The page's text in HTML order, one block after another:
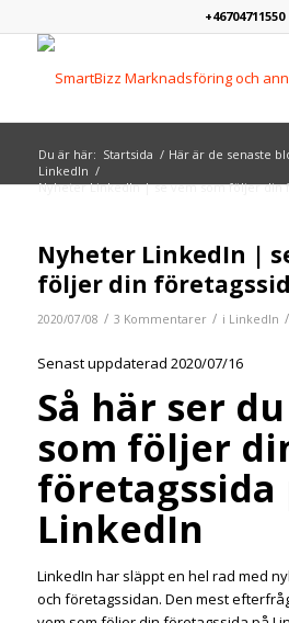
+46704711550
Du är här: Startsida / Här är de senaste
LinkedIn /
Nyheter LinkedIn | se vem som följer din
Nyheter LinkedIn |
följer din
2020/07/08 / 3 Kommentarer / i LinkedIn /
Senast uppdaterad 2020/07/16
Så här ser
som följer
företagssida
LinkedIn
LinkedIn har släppt en hel rad med
och företagssidan. Den mest